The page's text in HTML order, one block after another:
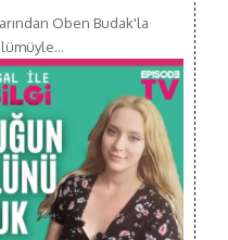
Oben Budak'la